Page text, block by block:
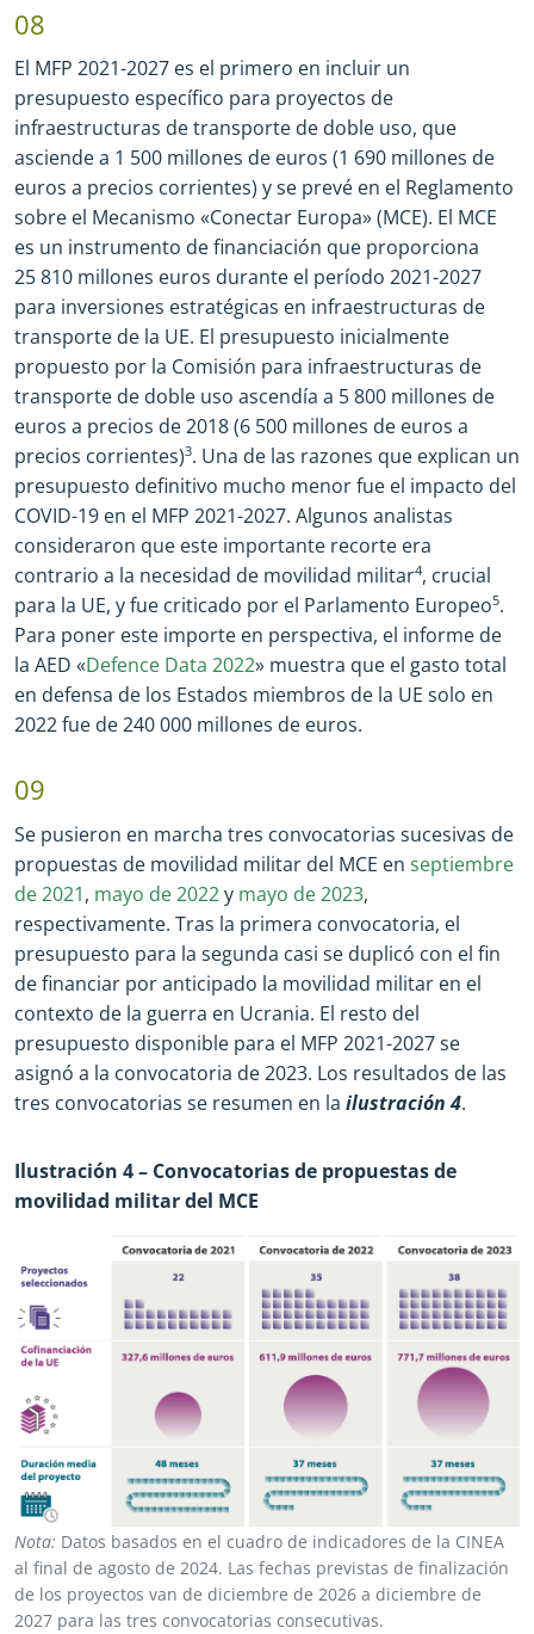
08
El MFP 2021-2027 es el primero en incluir un
presupuesto específico para proyectos de
infraestructuras de transporte de doble uso, que
asciende a 1 500 millones de euros (1 690 millones de
euros a precios corrientes) y se prevé en el Reglamento
sobre el Mecanismo «Conectar Europa» (MCE). El MCE
es un instrumento de financiación que proporciona
25 810 millones euros durante el período 2021-2027
para inversiones estratégicas en infraestructuras de
transporte de la UE. El presupuesto inicialmente
propuesto por la Comisión para infraestructuras de
transporte de doble uso ascendía a 5 800 millones de
euros a precios de 2018 (6 500 millones de euros a
precios corrientes)3. Una de las razones que explican un
presupuesto definitivo mucho menor fue el impacto del
COVID-19 en el MFP 2021-2027. Algunos analistas
consideraron que este importante recorte era
contrario a la necesidad de movilidad militar4, crucial
para la UE, y fue criticado por el Parlamento Europeo5.
Para poner este importe en perspectiva, el informe de
la AED «Defence Data 2022» muestra que el gasto total
en defensa de los Estados miembros de la UE solo en
2022 fue de 240 000 millones de euros.
09
Se pusieron en marcha tres convocatorias sucesivas de
propuestas de movilidad militar del MCE en septiembre
de 2021, mayo de 2022y mayo de 2023,
respectivamente. Tras la primera convocatoria, el
presupuesto para la segunda casi se duplicó con el fin
de financiar por anticipado la movilidad militar en el
contexto de la guerra en Ucrania. El resto del
presupuesto disponible para el MFP 2021-2027 se
asignó a la convocatoria de 2023. Los resultados de las
tres convocatorias se resumen en la ilustración 4.
Ilustración 4 – Convocatorias de propuestas de
movilidad militar del MCE
Nota: Datos basados en el cuadro de indicadores de la CINEA
al final de agosto de 2024. Las fechas previstas de finalización
de los proyectos van de diciembre de 2026 a diciembre de
2027 para las tres convocatorias consecutivas.